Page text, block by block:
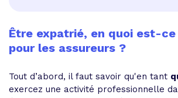
Être expatrié, en quoi est-
pour les assureurs ?
Tout d’abord, il faut savoir qu'en tant
exercez une activité professionnelle